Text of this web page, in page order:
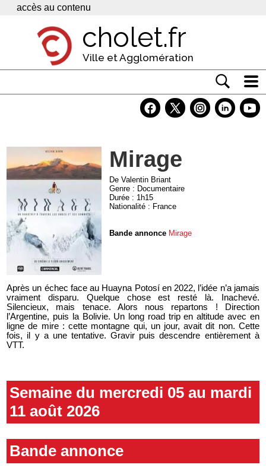
Panneau de gestion des cookies
accès au contenu
cholet.fr
Ville et Agglomération
Economie
Services
Contacts
Mirage
De Valentin Briant
Genre : Documentaire
Durée : 1h15
Nationalité : France
Bande annonce Mirage
Après un échec face au Huayna Potosí en 2022, l’idée n’a jamais
vraiment disparu. Quelque chose est resté là. Inachevé.
Silencieux, mais tenace. Alors nous repartons ! Direction
l’Argentine, puis la Bolivie. Un long road trip en altitude avec en
ligne de mire : cette montagne qui, un jour, avait dit non. Cette
fois, il y a une tentative. Gravir puis descendre entièrement à
VTT.
Semaine du mercredi 05 au mardi
11 août 2026
Bande annonce